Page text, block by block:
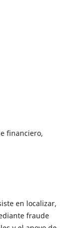
financiero,
en localizar,
fraude